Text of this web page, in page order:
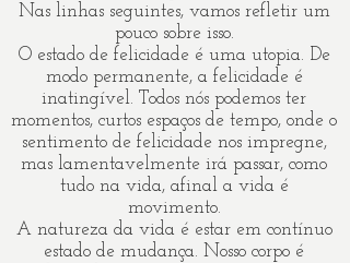
Nas linhas seguintes, vamos refletir um
pouco sobre isso.
O estado de felicidade é uma utopia. De
modo permanente, a felicidade é
inatingível. Todos nós podemos ter
momentos, curtos espaços de tempo, onde o
sentimento de felicidade nos impregne,
mas lamentavelmente irá passar, como
tudo na vida, afinal a vida é
movimento.
A natureza da vida é estar em contínuo
estado de mudança. Nosso corpo é